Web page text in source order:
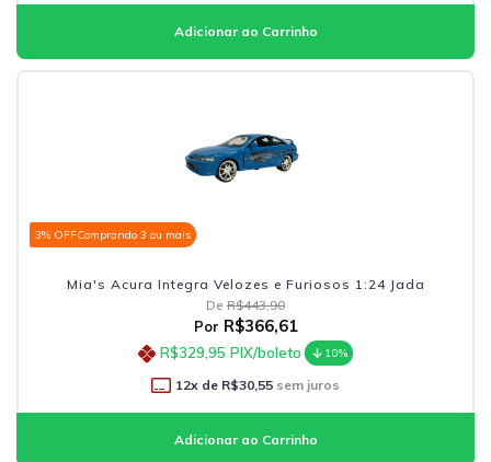
3% OFFComprando 3 ou mais
Mia's Acura Integra Velozes e Furiosos 1:24 Jada
De R$443,90
Por R$366,61
R$329,95 PIX/boleto 10%
12x de R$30,55 sem juros